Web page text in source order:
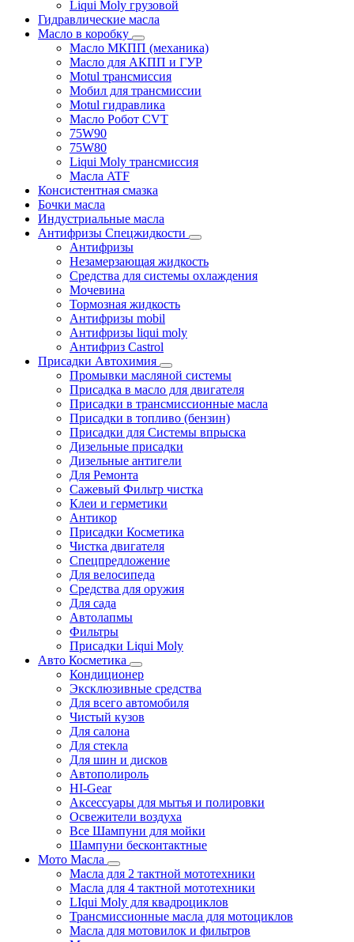
Liqui Moly грузовой
Гидравлические масла
Масло в коробку
Масло МКПП (механика)
Масло для АКПП и ГУР
Motul трансмиссия
Мобил для трансмиссии
Motul гидравлика
Масло Робот CVT
75W90
75W80
Liqui Moly трансмиссия
Масла ATF
Консистентная смазка
Бочки масла
Индустриальные масла
Антифризы Спецжидкости
Антифризы
Незамерзающая жидкость
Средства для системы охлаждения
Мочевина
Тормозная жидкость
Антифризы mobil
Антифризы liqui moly
Антифриз Castrol
Присадки Автохимия
Промывки масляной системы
Присадка в масло для двигателя
Присадки в трансмиссионные масла
Присадки в топливо (бензин)
Присадки для Системы впрыска
Дизельные присадки
Дизельные антигели
Для Ремонта
Сажевый Фильтр чистка
Клеи и герметики
Антикор
Присадки Косметика
Чистка двигателя
Спецпредложение
Для велосипеда
Средства для оружия
Для сада
Автолапмы
Фильтры
Присадки Liqui Moly
Авто Косметика
Кондиционер
Эксклюзивные средства
Для всего автомобиля
Чистый кузов
Для салона
Для стекла
Для шин и дисков
Автополироль
HI-Gear
Аксессуары для мытья и полировки
Освежители воздуха
Все Шампуни для мойки
Шампуни бесконтактные
Мото Масла
Масла для 2 тактной мототехники
Масла для 4 тактной мототехники
LIqui Moly для квадроциклов
Трансмиссионные масла для мотоциклов
Масла для мотовилок и фильтров